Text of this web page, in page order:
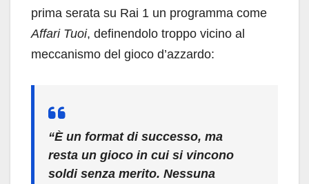
prima serata su Rai 1 un programma come
Affari Tuoi, definendolo troppo vicino al
meccanismo del gioco d’azzardo:
“È un format di successo, ma
resta un gioco in cui si vincono
soldi senza merito. Nessuna